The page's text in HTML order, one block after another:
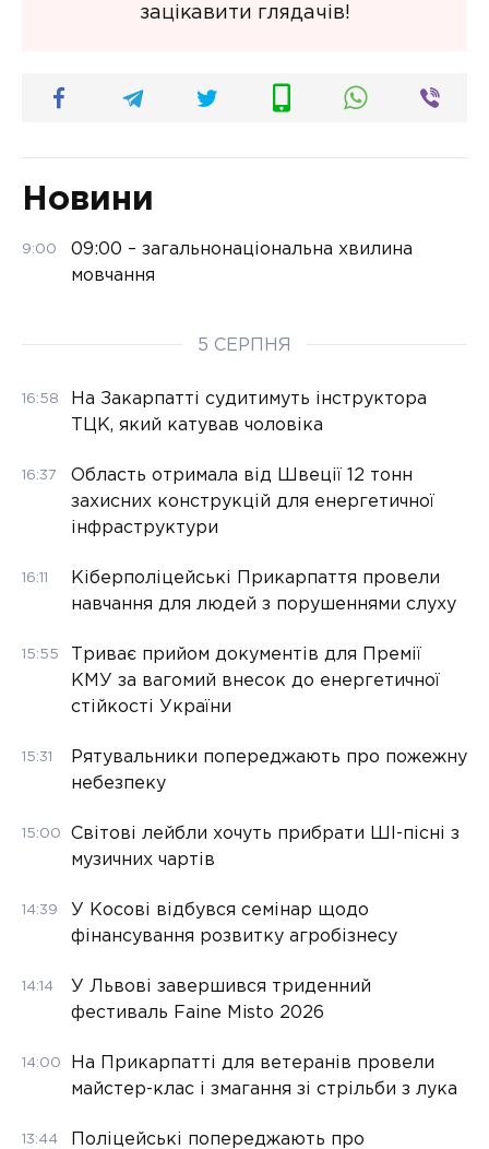
зацікавити глядачів!
Новини
9:00
09:00 – загальнонаціональна хвилина
мовчання
5 СЕРПНЯ
16:58
На Закарпатті судитимуть інструктора
ТЦК, який катував чоловіка
16:37
Область отримала від Швеції 12 тонн
захисних конструкцій для енергетичної
інфраструктури
16:11
Кіберполіцейські Прикарпаття провели
навчання для людей з порушеннями слуху
15:55
Триває прийом документів для Премії
КМУ за вагомий внесок до енергетичної
стійкості України
15:31
Рятувальники попереджають про пожежну
небезпеку
15:00
Світові лейбли хочуть прибрати ШІ-пісні з
музичних чартів
14:39
У Косові відбувся семінар щодо
фінансування розвитку агробізнесу
14:14
У Львові завершився триденний
фестиваль Faine Misto 2026
14:00
На Прикарпатті для ветеранів провели
майстер-клас і змагання зі стрільби з лука
13:44 Поліцейські попереджають про